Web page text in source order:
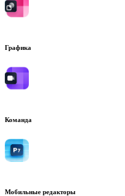
Графика
Команда
Мобильные редакторы